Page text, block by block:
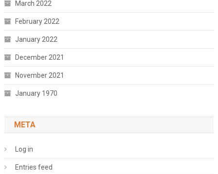
March 2022
February 2022
January 2022
December 2021
November 2021
January 1970
META
Log in
Entries feed